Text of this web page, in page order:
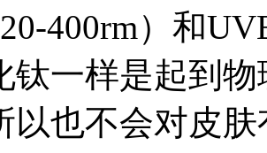
400rm）和
钛一样是起到
以也不会对皮